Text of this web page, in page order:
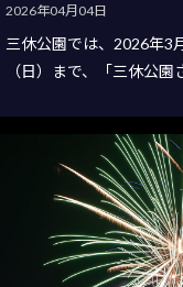
2026年04月04日
三休公園では、2026年3
（日）まで、「三休公